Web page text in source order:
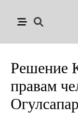
Решение
правам